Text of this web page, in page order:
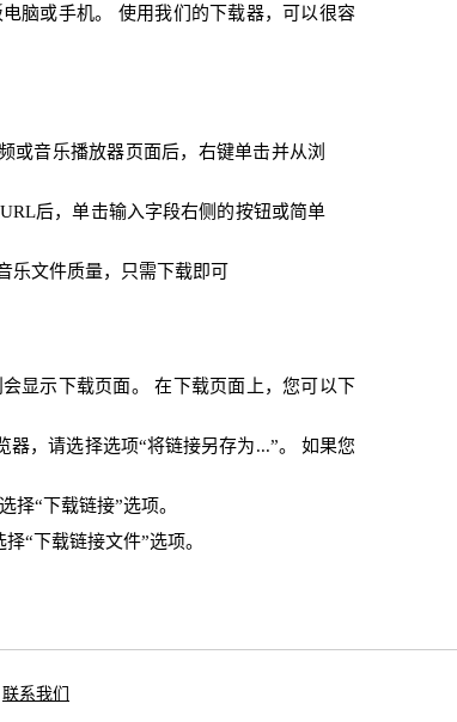
脑或手机。 使用我们的下载器，可以很容
或音乐播放器页面后，右键单击并从浏
后，单击输入字段右侧的按钮或简单
乐文件质量，只需下载即可
显示下载页面。 在下载页面上，您可以下
器，请选择选项“将链接另存为...”。 如果您
择“下载链接”选项。
“下载链接文件”选项。
联系我们